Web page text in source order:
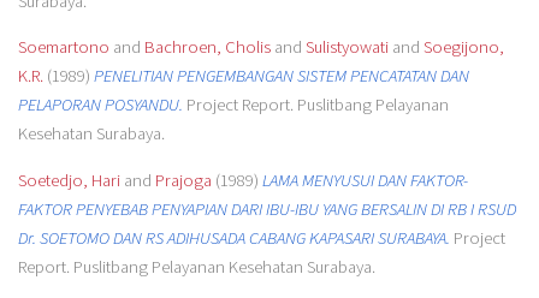
Soemartono and Bachroen, Cholisand Sulistyowatiand Soegijono,
K.R.(1989) PENELITIAN PENGEMBANGAN SISTEM PENCATATAN DAN
PELAPORAN POSYANDU. Project Report. Puslitbang Pelayanan
Kesehatan Surabaya.
Soetedjo, Hariand Prajoga (1989) LAMA MENYUSUI DAN FAKTOR-
FAKTOR PENYEBAB PENYAPIAN DARI IBU-IBU YANG BERSALIN DI RB I RSUD
Dr. SOETOMO DAN RS ADIHUSADA CABANG KAPASARI SURABAYA. Project
Report. Puslitbang Pelayanan Kesehatan Surabaya.